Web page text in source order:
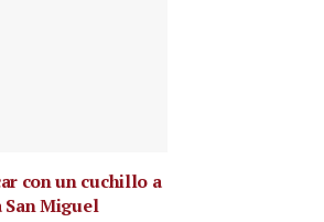
con un cuchillo a
San Miguel